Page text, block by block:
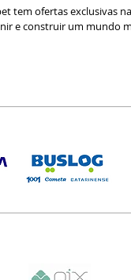
tem ofertas exclusivas
e construir um mundo